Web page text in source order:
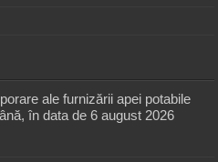
ale furnizării apei potabile
în data de 6 august 2026